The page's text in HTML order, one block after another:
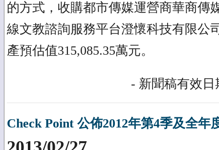
的方式，收購都市傳媒運營商華商傳
線文教諮詢服務平台澄懷科技有限公
產預估值315,085.35萬元。
- 新聞稿有效日
Check Point 公佈2012年第4季及全年